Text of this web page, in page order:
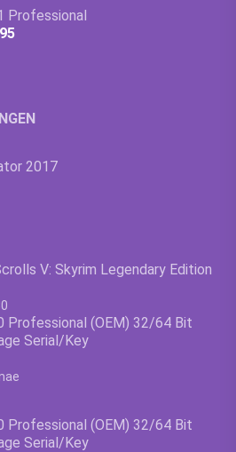
Professional
2017
V: Skyrim Legendary Edition
4.63
Professional (OEM) 32/64 Bit
Serial/Key
4.63
Professional (OEM) 32/64 Bit
Serial/Key